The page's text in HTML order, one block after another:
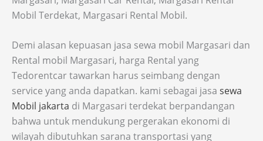
Mobil Terdekat, Margasari Rental Mobil.
Demi alasan kepuasan jasa sewa mobil Margasari dan
Rental mobil Margasari, harga Rental yang
Tedorentcar tawarkan harus seimbang dengan
service yang anda dapatkan. kami sebagai jasa sewa
Mobil jakarta di Margasari terdekat berpandangan
bahwa untuk mendukung pergerakan ekonomi di
wilayah dibutuhkan sarana transportasi yang